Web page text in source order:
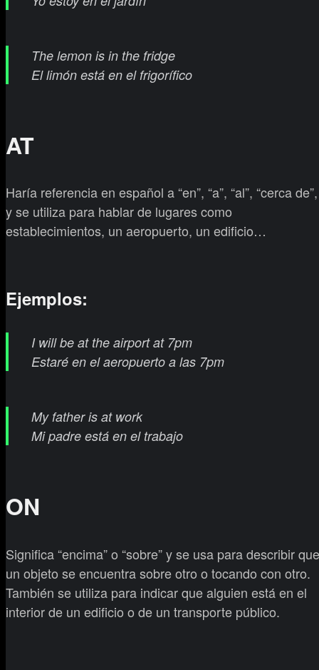
The lemon is in the fridge
El limón está en el frigorífico
AT
Haría referencia en español a “en”, “a”, “al”, “cerca de”,
y se utiliza para hablar de lugares como
establecimientos, un aeropuerto, un edificio…
Ejemplos:
I will be at the airport at 7pm
Estaré en el aeropuerto a las 7pm
My father is at work
Mi padre está en el trabajo
ON
Significa “encima” o “sobre” y se usa para describir que
un objeto se encuentra sobre otro o tocando con otro.
También se utiliza para indicar que alguien está en el
interior de un edificio o de un transporte público.